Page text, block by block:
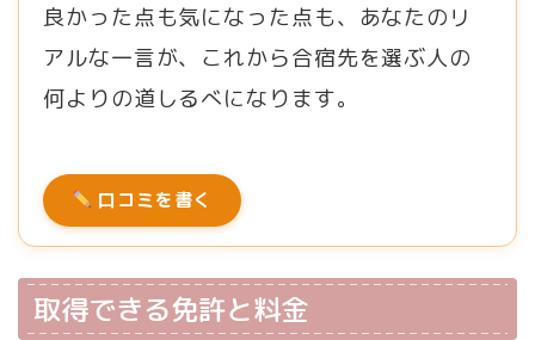
良かった点も気になった点も、あなたのリ
アルな一言が、これから合宿先を選ぶ人の
何よりの道しるべになります。
口コミを書く
取得できる免許と料金